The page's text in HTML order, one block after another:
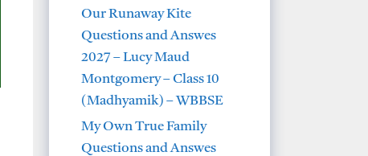
Our Runaway Kite
Questions and Answes
2027 – Lucy Maud
Montgomery – Class 10
(Madhyamik) – WBBSE
My Own True Family
Questions and Answes